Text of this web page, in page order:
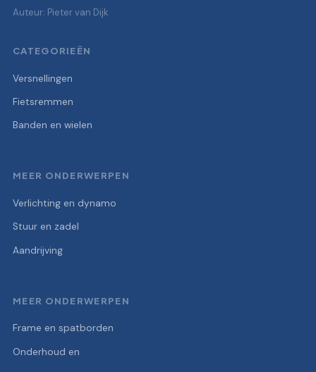
Auteur: Pieter van Dijk
CATEGORIEËN
Versnellingen
Fietsremmen
Banden en wielen
MEER ONDERWERPEN
Verlichting en dynamo
Stuur en zadel
Aandrijving
MEER ONDERWERPEN
Frame en spatborden
Onderhoud en